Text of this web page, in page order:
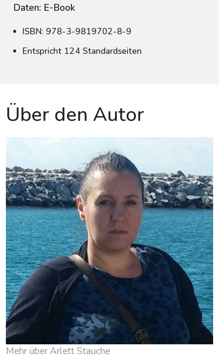
Daten: E-Book
ISBN: 978-3-9819702-8-9
Entspricht 124 Standardseiten
Über den Autor
Mehr über Arlett Stauche